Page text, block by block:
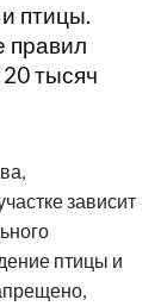
птицы.
правил
тысяч
зависит
птицы и